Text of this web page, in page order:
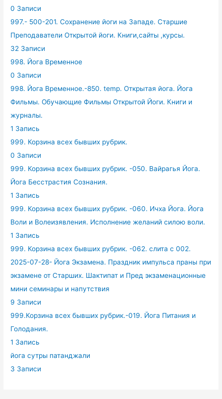
0 Записи
997.- 500-201. Сохранение йоги на Западе. Старшие
Преподаватели Открытой йоги. Книги,сайты ,курсы.
32 Записи
998. Йога Временное
0 Записи
998. Йога Временное.-850. temp. Открытая йога. Йога
Фильмы. Обучающие Фильмы Открытой Йоги. Книги и
журналы.
1 Запись
999. Корзина всех бывших рубрик.
0 Записи
999. Корзина всех бывших рубрик. -050. Вайрагья Йога.
Йога Бесстрастия Сознания.
1 Запись
999. Корзина всех бывших рубрик. -060. Ичха Йога. Йога
Воли и Волеизявления. Исполнение желаний силою воли.
1 Запись
999. Корзина всех бывших рубрик. -062. слита с 002.
2025-07-28- Йога Экзамена. Праздник импульса праны при
экзамене от Старших. Шактипат и Пред экзаменационные
мини семинары и напутствия
9 Записи
999.Корзина всех бывших рубрик.-019. Йога Питания и
Голодания.
1 Запись
йога сутры патанджали
3 Записи